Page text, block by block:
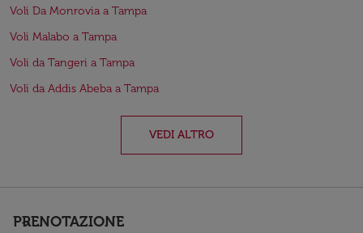
Voli Da Monrovia a Tampa
Voli Malabo a Tampa
Voli da Tangeri a Tampa
Voli da Addis Abeba a Tampa
VEDI ALTRO
PRENOTAZIONE
keyboard_arrow_down